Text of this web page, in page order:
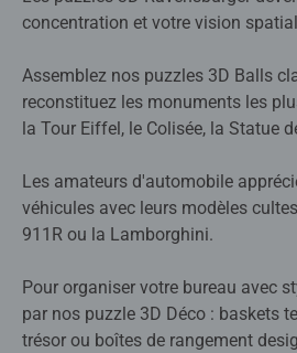
concentration et votre vision
Assemblez nos puzzles 3D Balls
reconstituez les monuments les
la Tour Eiffel, le Colisée, la Statue
Les amateurs d'automobile
véhicules avec leurs modèles
911R ou la Lamborghini.
Pour organiser votre bureau avec
par nos puzzle 3D Déco : baskets
trésor ou boîtes de rangement